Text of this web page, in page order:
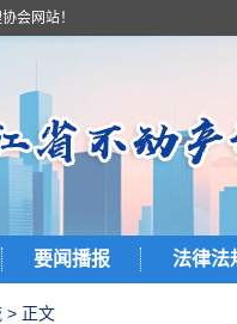
会网站！
要闻播报 法律法
> 正文